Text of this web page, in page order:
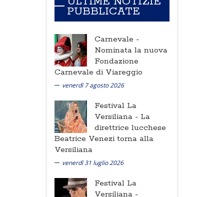
PUBBLICATE
Carnevale -
Nominata la nuova
Fondazione
Carnevale di Viareggio
venerdì 7 agosto 2026
Festival La
Versiliana - La
direttrice lucchese
Beatrice Venezi torna alla
Versiliana
venerdì 31 luglio 2026
Festival La
Versiliana -